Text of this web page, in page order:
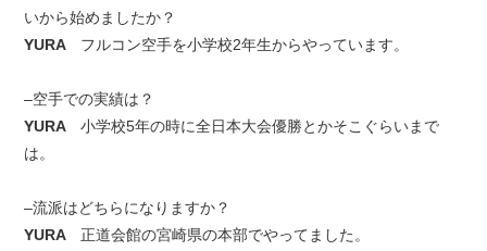
いから始めましたか？
YURA フルコン空手を小学校2年生からやっています。
–空手での実績は？
YURA小学校5年の時に全日本大会優勝とかそこぐらいまで
は。
–流派はどちらになりますか？
YURA正道会館の宮崎県の本部でやってました。